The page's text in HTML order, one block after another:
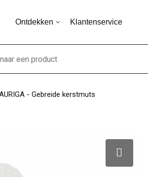
Ontdekken Klantenservice
- Gebreide kerstmuts